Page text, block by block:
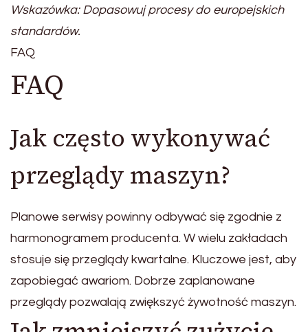
Wskazówka: Dopasowuj procesy do europejskich
standardów.
FAQ
FAQ
Jak często wykonywać
przeglądy maszyn?
Planowe serwisy powinny odbywać się zgodnie z
harmonogramem producenta. W wielu zakładach
stosuje się przeglądy kwartalne. Kluczowe jest, aby
zapobiegać awariom. Dobrze zaplanowane
przeglądy pozwalają zwiększyć żywotność maszyn.